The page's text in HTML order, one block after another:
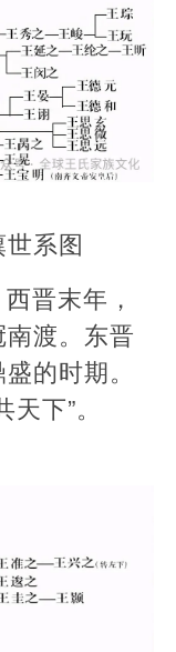
系图
晋末年，
渡。东晋
的时期。
下”。